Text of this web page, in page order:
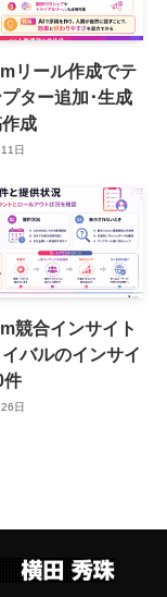
リール作成でテ
ター追加･生成
成
日
競合インサイト
バルのインサイ
件
日